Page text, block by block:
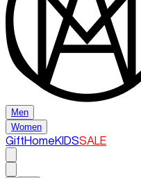
Men
Women
GiftHomeKIDSSALE